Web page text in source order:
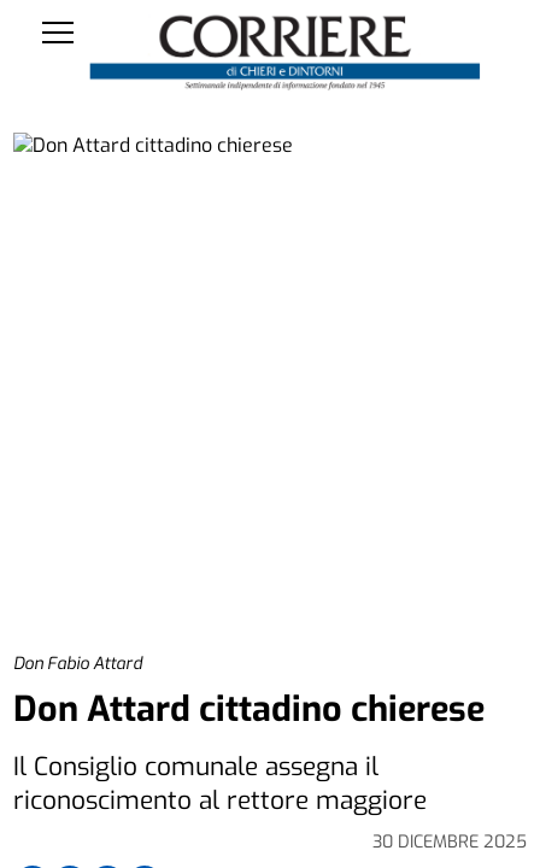
Don Fabio Attard
30 DICEMBRE 2025
Don Attard cittadino chierese
Il Consiglio comunale assegna il
riconoscimento al rettore maggiore